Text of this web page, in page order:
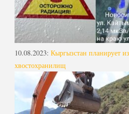
10.08.2023: Кыргызстан планирует
хвостохранилищ